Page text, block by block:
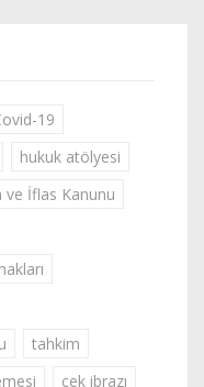
19
hukuk atölyesi
ve İflas Kanunu
tahkim
çek ibrazı